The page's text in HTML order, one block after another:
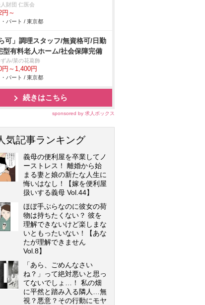
財団 仁医会
円～
パート / 東京都
可」調理スタッフ/無資格可/日勤
型有料老人ホーム/社会保障完備
み/菜の花葛飾
～1,400円
パート / 東京都
続きはこちら
sponsored by 求人ボックス
気記事ランキング
義母の便利屋を卒業してノ
ーストレス！ 離婚から始
まる妻と娘の新たな人生に
悔いはなし！【嫁を便利屋
扱いする義母 Vol.44】
ほぼ手ぶらなのに彼女の荷
物は持ちたくない？ 彼を
理解できないけど楽しまな
いともったいない！【あな
たが理解できません
Vol.8】
「あら、ごめんなさい
ね？」って絶対悪いと思っ
てないでしょ…！ 私の畑
に平然と踏み入る隣人…無
視？悪意？その行動にモヤ